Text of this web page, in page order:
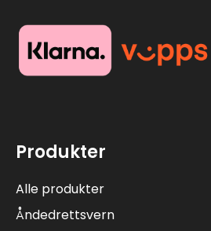
Produkter
Alle produkter
Åndedrettsvern